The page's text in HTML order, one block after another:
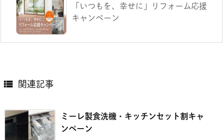
「いつもを、幸せに」リフォーム応援
キャンペーン
 関連記事
ミーレ製食洗機・キッチンセット割キャ
ンペーン